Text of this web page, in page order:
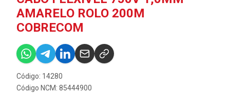
AMARELO ROLO 200M
COBRECOM
Código: 14280
Código NCM: 85444900